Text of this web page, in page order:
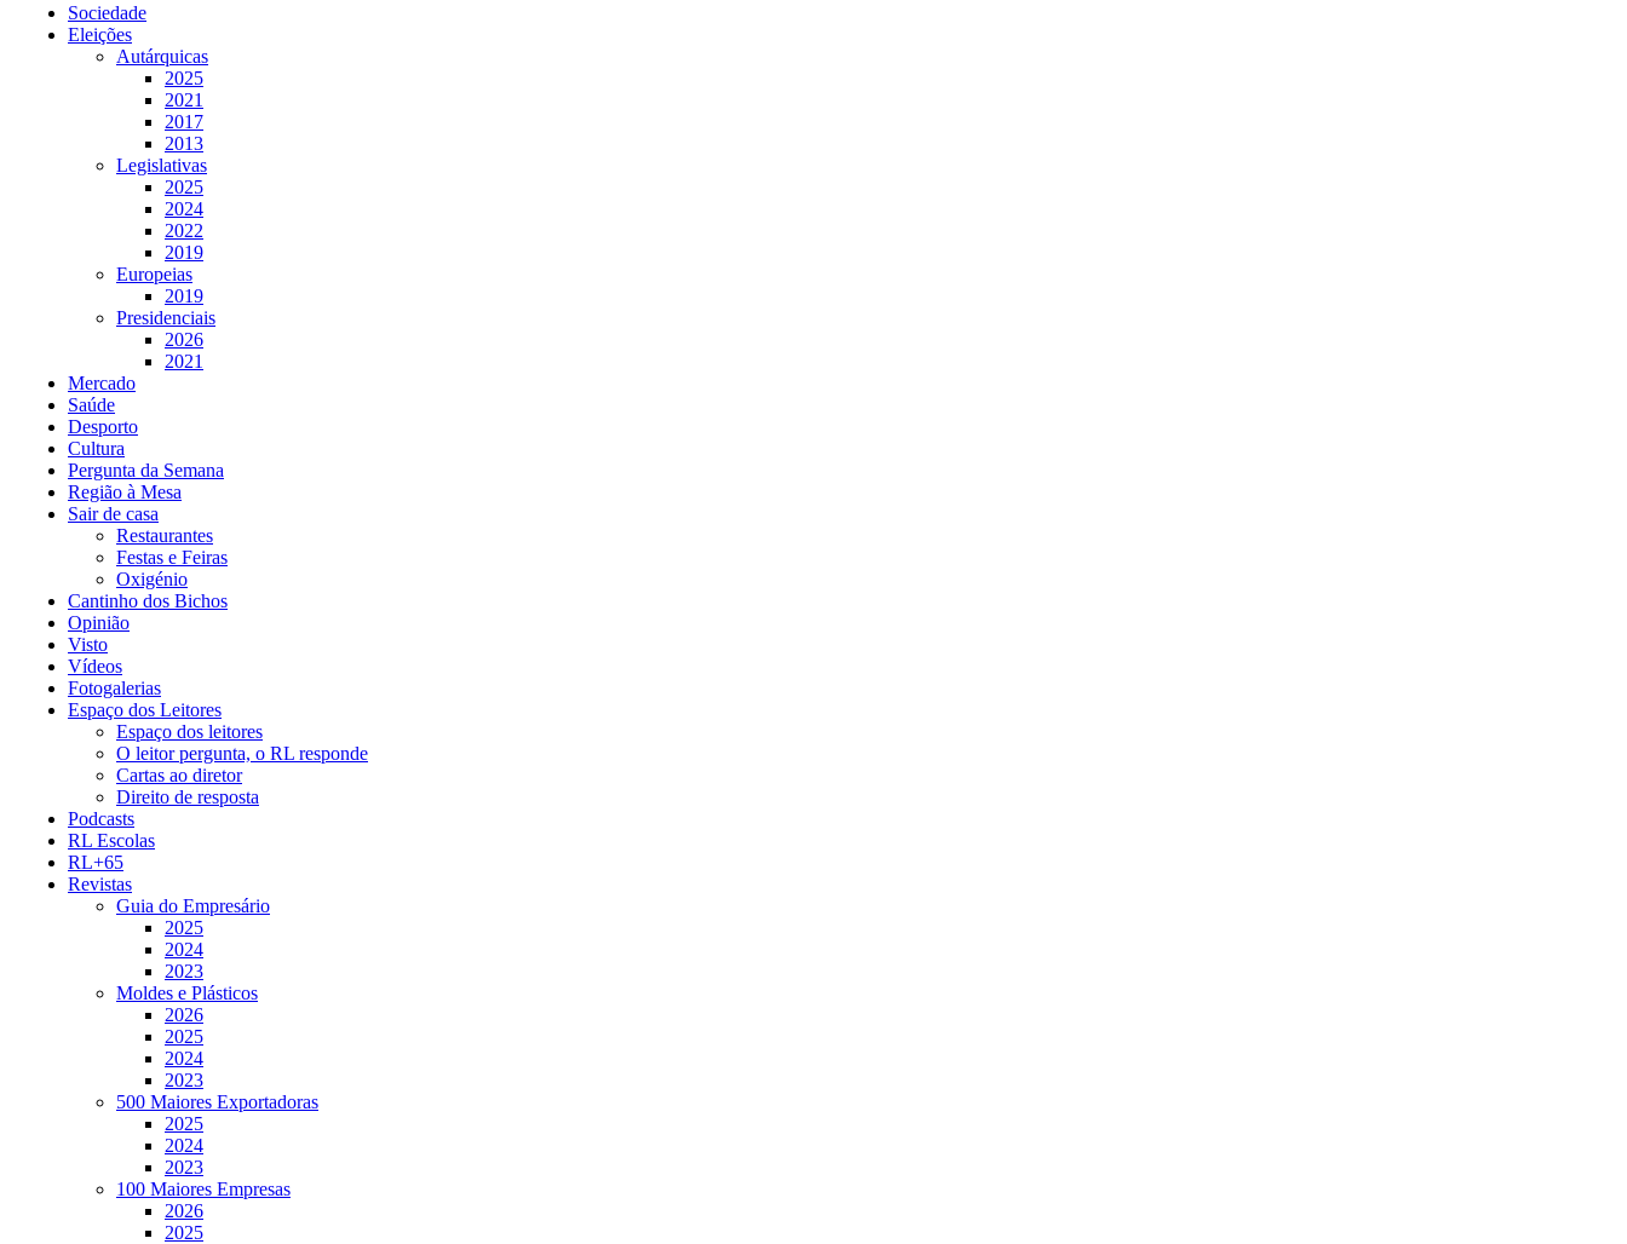
Sociedade
Eleições
Autárquicas
2025
2021
2017
2013
Legislativas
2025
2024
2022
2019
Europeias
2019
Presidenciais
2026
2021
Mercado
Saúde
Desporto
Cultura
Pergunta da Semana
Região à Mesa
Sair de casa
Restaurantes
Festas e Feiras
Oxigénio
Cantinho dos Bichos
Opinião
Visto
Vídeos
Fotogalerias
Espaço dos Leitores
Espaço dos leitores
O leitor pergunta, o RL responde
Cartas ao diretor
Direito de resposta
Podcasts
RL Escolas
RL+65
Revistas
Guia do Empresário
2025
2024
2023
Moldes e Plásticos
2026
2025
2024
2023
500 Maiores Exportadoras
2025
2024
2023
100 Maiores Empresas
2026
2025